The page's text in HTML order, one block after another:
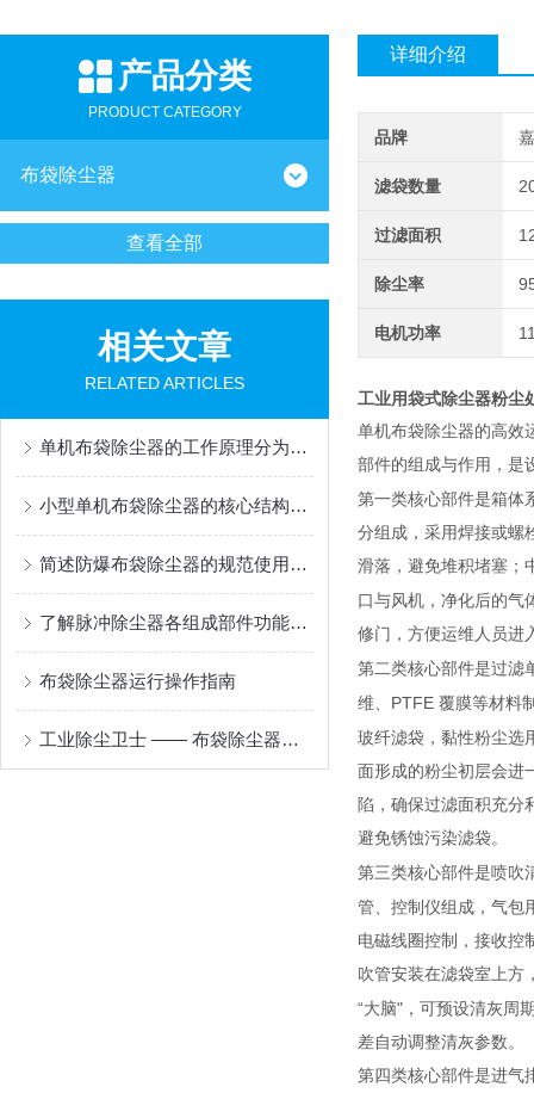
产品分类
PRODUCT CATEGORY
布袋除尘器
查看全部
相关文章
RELATED ARTICLES
单机布袋除尘器的工作原理分为哪几个阶段？
小型单机布袋除尘器的核心结构有哪些
简述防爆布袋除尘器的规范使用方法
了解脉冲除尘器各组成部件功能特点才能更好的使用它
布袋除尘器运行操作指南
工业除尘卫士 —— 布袋除尘器的原理与应用
详细介绍
品牌
滤袋数量
过滤面积
除尘率
电机功率
工业用袋式除尘器粉尘
单机布袋除尘器的高效
部件的组成与作用，是
第一类核心部件是箱体
分组成，采用焊接或螺
滑落，避免堆积堵塞；
口与风机，净化后的
修门，方便运维人员进
第二类核心部件是过滤
维、 PTFE 覆膜等材料
玻纤滤袋，黏性粉尘选
面形成的粉尘初层会进
陷，确保过滤面积充分
避免锈蚀污染滤袋。
第三类核心部件是喷吹
管、控制仪组成，气包
电磁线圈控制，接收控
吹管安装在滤袋室上方
“大脑" ，可预设清灰周
差自动调整清灰参数。
第四类核心部件是进气